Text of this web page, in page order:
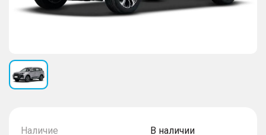
Наличие В наличии